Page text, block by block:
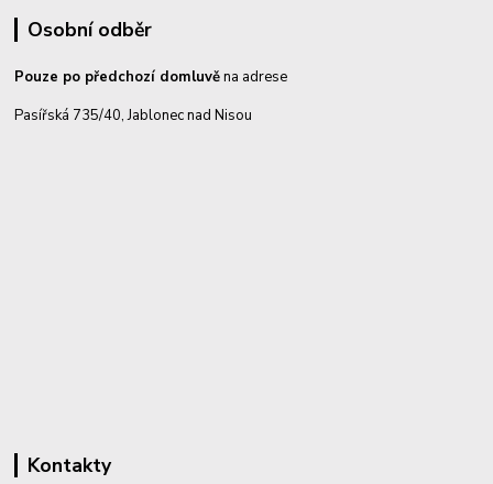
Osobní odběr
Pouze po předchozí domluvěna adrese
Pasířská 735/40, Jablonec nad Nisou
Kontakty